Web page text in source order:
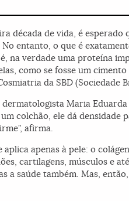
década de vida, é
entanto, o que é
na verdade uma proteína
como se fosse um
da SBD (Sociedade
Maria
colchão, ele dá
afirma.
aplica apenas à pele: o
cartilagens, músculos e
a saúde também. Mas,